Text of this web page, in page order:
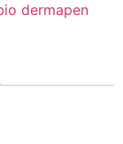
dermapen